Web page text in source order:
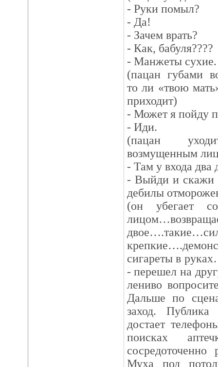
- Руки помыл?
- Да!
- Зачем врать?
- Как, бабуля????
- Манжеты сухие.
(пацан губами
то ли «твою
приходит)
- Может я пойду
- Иди.
(пацан
возмущенным
- Там у входа два
- Выйди и скажи
дебилы
(он убегает
сигареты в
- перешел на
лениво
Дальше по
заход.
достает
поисках
сосредоточенно
Муха под